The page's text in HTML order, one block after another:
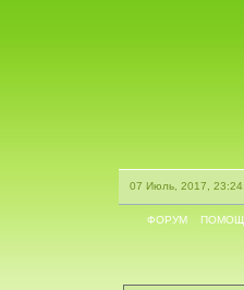
07 Июль, 2017,
ФОРУМ